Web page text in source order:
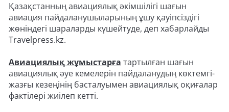
Қазақстанның авиациялық әкімшілігі шағын
авиация пайдаланушыларының ұшу қауіпсіздігі
жөніндегі шараларды күшейтуде, деп хабарлайды
Travelpress.kz.
Авиациялық жұмыстарға тартылған шағын
авиациялық әуе кемелерін пайдаланудың көктемгі-
жазғы кезеңінің басталуымен авиациялық оқиғалар
фактілері жиілеп кетті.